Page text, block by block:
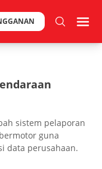
sistem pelaporan
guna
data perusahaan.